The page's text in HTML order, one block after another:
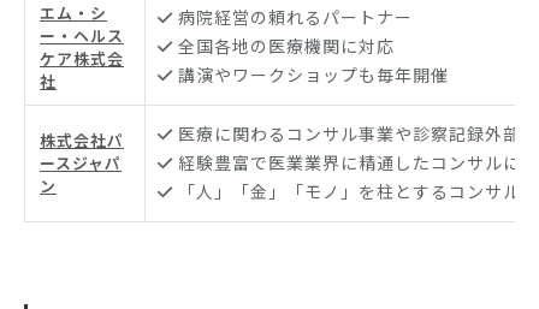
エム・シ
ー・ヘルス
ケア株式会
社
病院経営の頼れるパートナー
全国各地の医療機関に対応
講演やワークショップも毎年開催
株式会社パ
ースジャパ
ン
医療に関わるコンサル事業や診察記録外部
経験豊富で医業業界に精通したコンサルに
「人」「金」「モノ」を柱とするコンサル